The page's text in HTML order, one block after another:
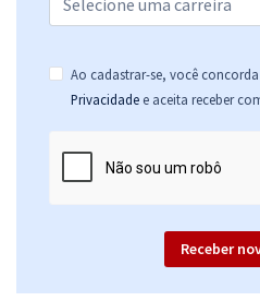
Ao cadastrar-se, você
Privacidade e aceita receber
Receber